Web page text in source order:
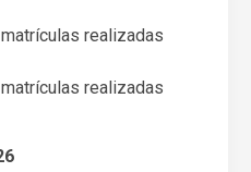
realizadas
realizadas